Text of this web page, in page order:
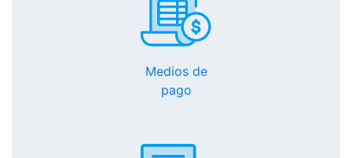
Medios de
pago